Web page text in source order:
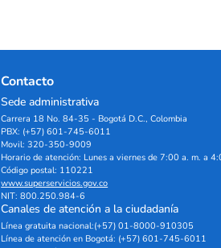
Contacto
Sede administrativa
Carrera 18 No. 84-35 - Bogotá D.C., Colombia
PBX: (+57) 601-745-6011
Movil: 320-350-9009
Horario de atención: Lunes a viernes de 7:00 a. m. a
Código postal: 110221
www.superservicios.gov.co
NIT: 800.250.984-6
Canales de atención a la ciudadanía
Línea gratuita nacional:(+57) 01-8000-910305
Línea de atención en Bogotá: (+57) 601-745-6011